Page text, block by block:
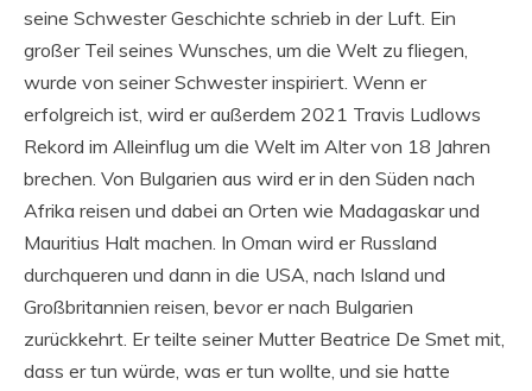
seine Schwester Geschichte schrieb in der Luft. Ein
großer Teil seines Wunsches, um die Welt zu fliegen,
wurde von seiner Schwester inspiriert. Wenn er
erfolgreich ist, wird er außerdem 2021 Travis Ludlows
Rekord im Alleinflug um die Welt im Alter von 18 Jahren
brechen. Von Bulgarien aus wird er in den Süden nach
Afrika reisen und dabei an Orten wie Madagaskar und
Mauritius Halt machen. In Oman wird er Russland
durchqueren und dann in die USA, nach Island und
Großbritannien reisen, bevor er nach Bulgarien
zurückkehrt. Er teilte seiner Mutter Beatrice De Smet mit,
dass er tun würde, was er tun wollte, und sie hatte